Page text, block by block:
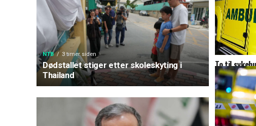
NTB 3 timer siden
Dødstallet stiger etter skoleskyting i
Thailand
To til
Nordmøre